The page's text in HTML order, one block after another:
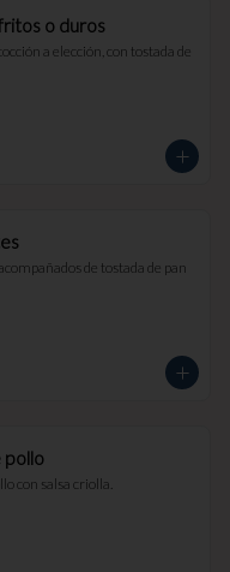
o duros
a elección, con tostada de
de tostada de pan
pollo
con salsa criolla.